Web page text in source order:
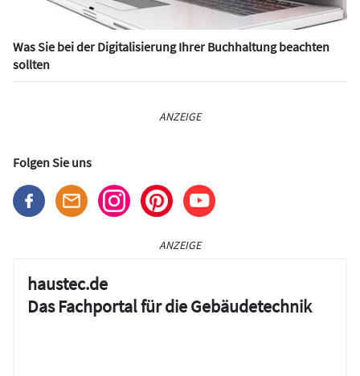
Was Sie bei der Digitalisierung Ihrer Buchhaltung beachten
sollten
ANZEIGE
Folgen Sie uns
ANZEIGE
haustec.de
Das Fachportal für die Gebäudetechnik